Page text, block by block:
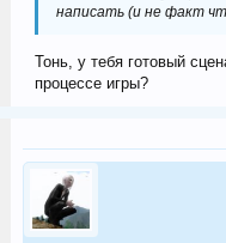
написать (и не факт
Тонь, у тебя готовый
процессе игры?